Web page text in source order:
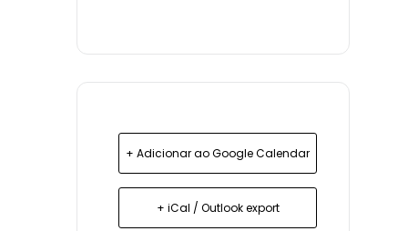
+ Adicionar ao Google Calendar
+ iCal / Outlook export